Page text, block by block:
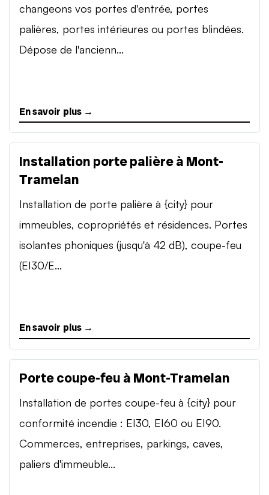
changeons vos portes d'entrée, portes
palières, portes intérieures ou portes blindées.
Dépose de l'ancienn...
En savoir plus →
Installation porte palière à Mont-
Tramelan
Installation de porte palière à {city} pour
immeubles, copropriétés et résidences. Portes
isolantes phoniques (jusqu'à 42 dB), coupe-feu
(EI30/E...
En savoir plus →
Porte coupe-feu à Mont-Tramelan
Installation de portes coupe-feu à {city} pour
conformité incendie : EI30, EI60 ou EI90.
Commerces, entreprises, parkings, caves,
paliers d'immeuble...